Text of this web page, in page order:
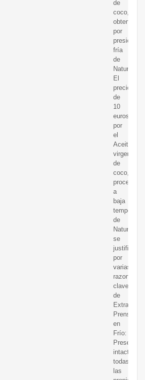
de
coco,
obtenido
por
presión
fría
de
El
precio
de
10
euros
por
el
Aceite
virgen
de
coco,
procesado
a
baja
de
se
justifica
por
varias
razones
de
Extracción
Prensado
en
Frío:
Preserva
intactas
todas
las